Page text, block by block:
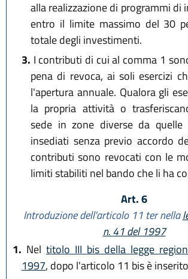
alla realizzazione di programmi di
entro il limite massimo del 30
totale degli investimenti.
3. I contributi di cui al comma 1
pena di revoca, ai soli esercizi
l'apertura annuale. Qualora gli
la propria attività o
sede in zone diverse da
insediati senza previo accordo
contributi sono revocati con le
limiti stabiliti nel bando che li ha
Art. 6
Introduzione dell'articolo 11 ter nella
n. 41 del 1997
1. Nel titolo III bis della legge
1997, dopo l'articolo 11 bis è